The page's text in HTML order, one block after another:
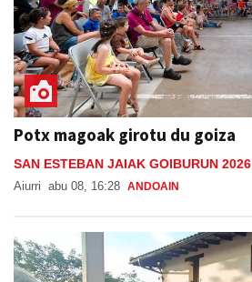
Potx magoak girotu du goiza
SAN ESTEBAN JAIAK GOIBURUN 2026
Aiurri abu 08, 16:28 ANDOAIN